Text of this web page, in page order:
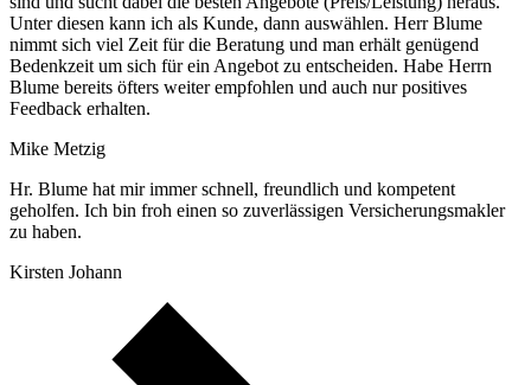
Unter diesen kann ich als Kunde, dann auswählen. Herr Blume
nimmt sich viel Zeit für die Beratung und man erhält genügend
Bedenkzeit um sich für ein Angebot zu entscheiden. Habe Herrn
Blume bereits öfters weiter empfohlen und auch nur positives
Feedback erhalten.
Mike Metzig
Hr. Blume hat mir immer schnell, freundlich und kompetent
geholfen. Ich bin froh einen so zuverlässigen Versicherungsmakler
zu haben.
Kirsten Johann